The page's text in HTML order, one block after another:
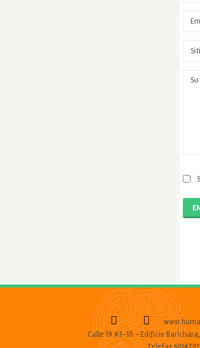
Calle 19 #3-10 - Edificio